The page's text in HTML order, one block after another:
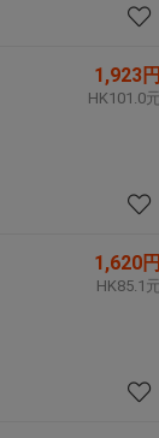
1,923円
HK101.0元
1,620円
HK85.1元